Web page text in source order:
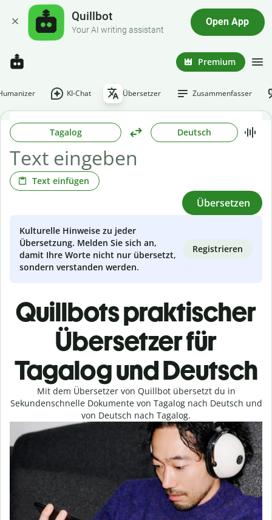
Quillbot
Your AI writing assistant
Open App
Premium
KI-Chat Übersetzer Zusammenfasser
Tagalog Deutsch
Text einfügen
Übersetzen
Kulturelle Hinweise zu jeder
Übersetzung. Melden Sie sich an,
damit Ihre Worte nicht nur übersetzt,
sondern verstanden werden.
Registrieren
Quillbots praktischer
Übersetzer für
Tagalog und Deutsch
Mit dem Übersetzer von Quillbot übersetzt du in
Sekundenschnelle Dokumente von Tagalog nach Deutsch und
von Deutsch nach Tagalog.